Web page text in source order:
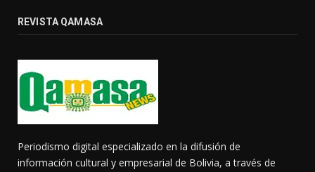
REVISTA QAMASA
Periodismo digital especializado en la difusión de
información cultural y empresarial de Bolivia, a través de